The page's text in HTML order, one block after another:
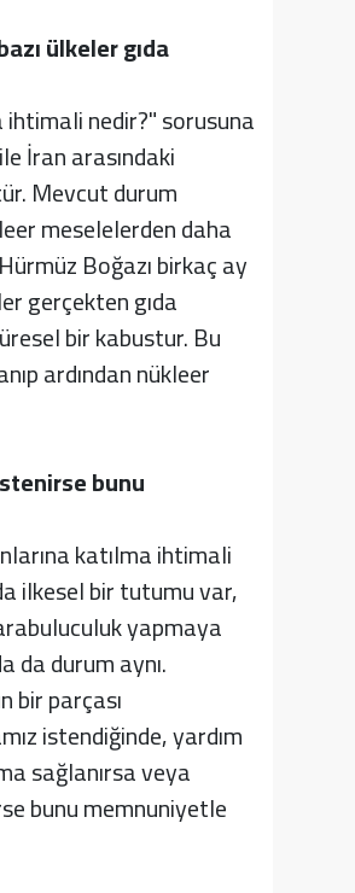
ülkeler gıda
nedir?" sorusuna
İran arasındaki
Mevcut durum
meselelerden daha
Boğazı birkaç ay
gerçekten gıda
bir kabustur. Bu
ardından nükleer
bunu
katılma ihtimali
ilkesel bir tutumu var,
yapmaya
da durum aynı.
bir parçası
istendiğinde, yardım
sağlanırsa veya
bunu memnuniyetle